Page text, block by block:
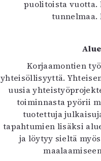
puolitoista vuotta.
tunnelmaa.
Korjaamontien
yhteisöllisyyttä.
uusia
toiminnasta pyörii
tuotettuja
tapahtumien lisäksi
ja löytyy sieltä